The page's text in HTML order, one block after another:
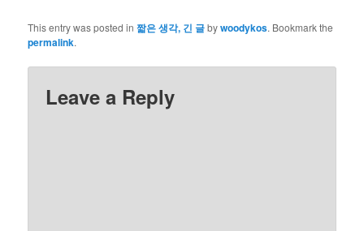
This entry was posted in짧은 생각, 긴 글bywoodykos. Bookmark the
permalink.
Leave a Reply